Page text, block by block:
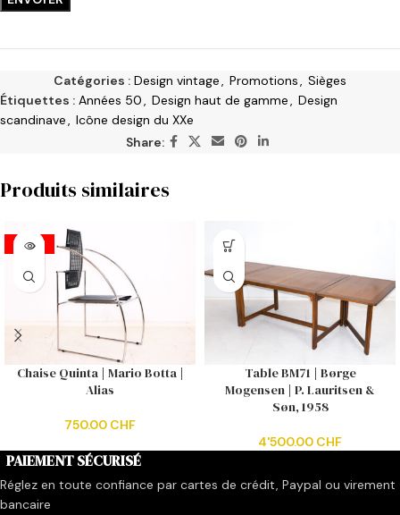
Catégories : Design vintage, Promotions, Sièges
Étiquettes : Années 50, Design haut de gamme, Design
scandinave, Icône design du XXe
Share:
Produits similaires
VENDU
Chaise Quinta | Mario Botta |
Alias
750.00 CHF
Table BM71 | Børge
Mogensen | P. Lauritsen &
Søn, 1958
4'500.00 CHF
PAIEMENT SÉCURISÉ
Réglez en toute confiance par cartes de crédit, Paypal ou virement
bancaire